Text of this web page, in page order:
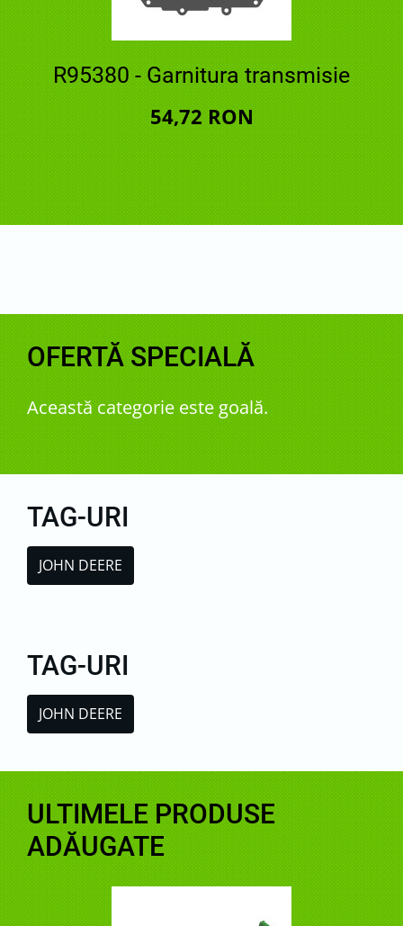
R95380 - Garnitura transmisie
54,72 RON
OFERTĂ SPECIALĂ
Această categorie este goală.
TAG-URI
JOHN DEERE
TAG-URI
JOHN DEERE
ULTIMELE PRODUSE
ADĂUGATE